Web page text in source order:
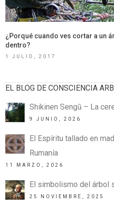
¿Porqué cuando ves cortar a un
dentro?
1 JULIO, 2017
EL BLOG DE CONSCIENCIA
Shikinen Sengū – La
9 JUNIO, 2026
El Espíritu tallado en
Rumanía
11 MARZO, 2026
El simbolismo del árbol
25 NOVIEMBRE, 2025